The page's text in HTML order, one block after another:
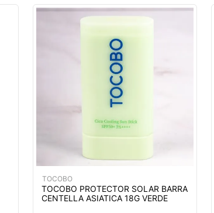
TOCOBO
TOCOBO PROTECTOR SOLAR BARRA
CENTELLA ASIATICA 18G VERDE